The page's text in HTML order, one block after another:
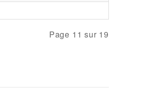
Page 11 sur 19